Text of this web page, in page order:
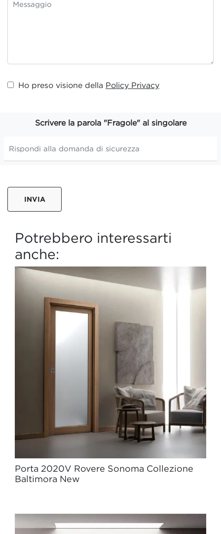
Ho preso visione della Policy Privacy
Scrivere la parola "Fragole" al singolare
INVIA
Potrebbero interessarti
anche:
Porta 2020V Rovere Sonoma Collezione
Baltimora New